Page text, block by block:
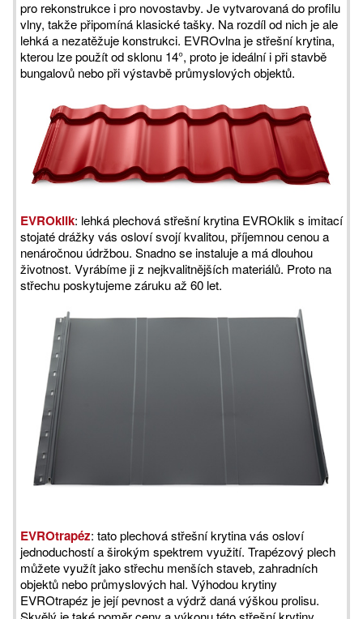
pro rekonstrukce i pro novostavby. Je vytvarovaná do profilu
vlny, takže připomíná klasické tašky. Na rozdíl od nich je ale
lehká a nezatěžuje konstrukci. EVROvlna je střešní krytina,
kterou lze použít od sklonu 14°, proto je ideální i při stavbě
bungalovů nebo při výstavbě průmyslových objektů.
EVROklik: lehká plechová střešní krytina EVROklik s imitací
stojaté drážky vás osloví svojí kvalitou, příjemnou cenou a
nenáročnou údržbou. Snadno se instaluje a má dlouhou
životnost. Vyrábíme ji z nejkvalitnějších materiálů. Proto na
střechu poskytujeme záruku až 60 let.
EVROtrapéz: tato plechová střešní krytina vás osloví
jednoduchostí a širokým spektrem využití. Trapézový plech
můžete využít jako střechu menších staveb, zahradních
objektů nebo průmyslových hal. Výhodou krytiny
EVROtrapéz je její pevnost a výdrž daná výškou prolisu.